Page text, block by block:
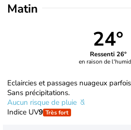
Matin
24°
Ressenti 26°
en raison de
Eclaircies et passages nuageux
Sans précipitations.
Aucun risque de pluie
Indice UV9 Très fort